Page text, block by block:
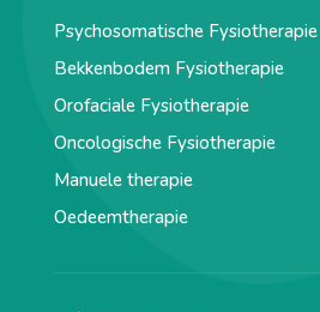
Psychosomatische Fysiotherapie
Bekkenbodem Fysiotherapie
Orofaciale Fysiotherapie
Oncologische Fysiotherapie
Manuele therapie
Oedeemtherapie